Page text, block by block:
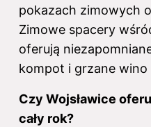
pokazach zimowych
Zimowe spacery
oferują
kompot i grzane wino
Czy Wojsławice
cały rok?